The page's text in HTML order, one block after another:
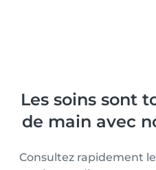
Les soins sont
de main avec
Consultez rapidement